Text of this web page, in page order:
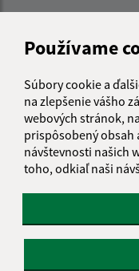
Používame
Súbory cookie a
na zlepšenie vášho
webových stránok,
prispôsobený obsah
návštevnosti našich
toho, odkiaľ naši
Obecný
044